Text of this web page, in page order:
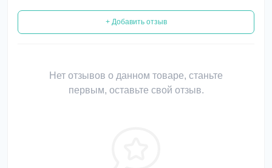
+ Добавить отзыв
Нет отзывов о данном товаре, станьте
первым, оставьте свой отзыв.